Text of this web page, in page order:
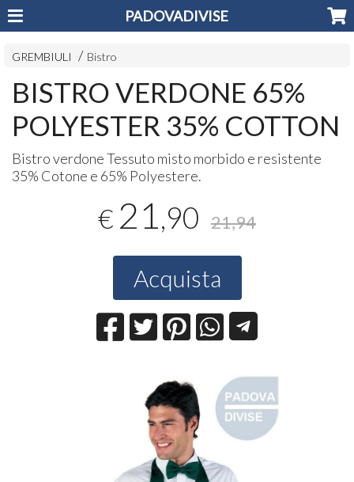
PADOVADIVISE
GREMBIULI Bistro
BISTRO VERDONE 65%
POLYESTER 35% COTTON
Bistro verdone Tessuto misto morbido e resistente
35% Cotone e 65% Polyestere.
€ 21 ,90 21,94
Acquista